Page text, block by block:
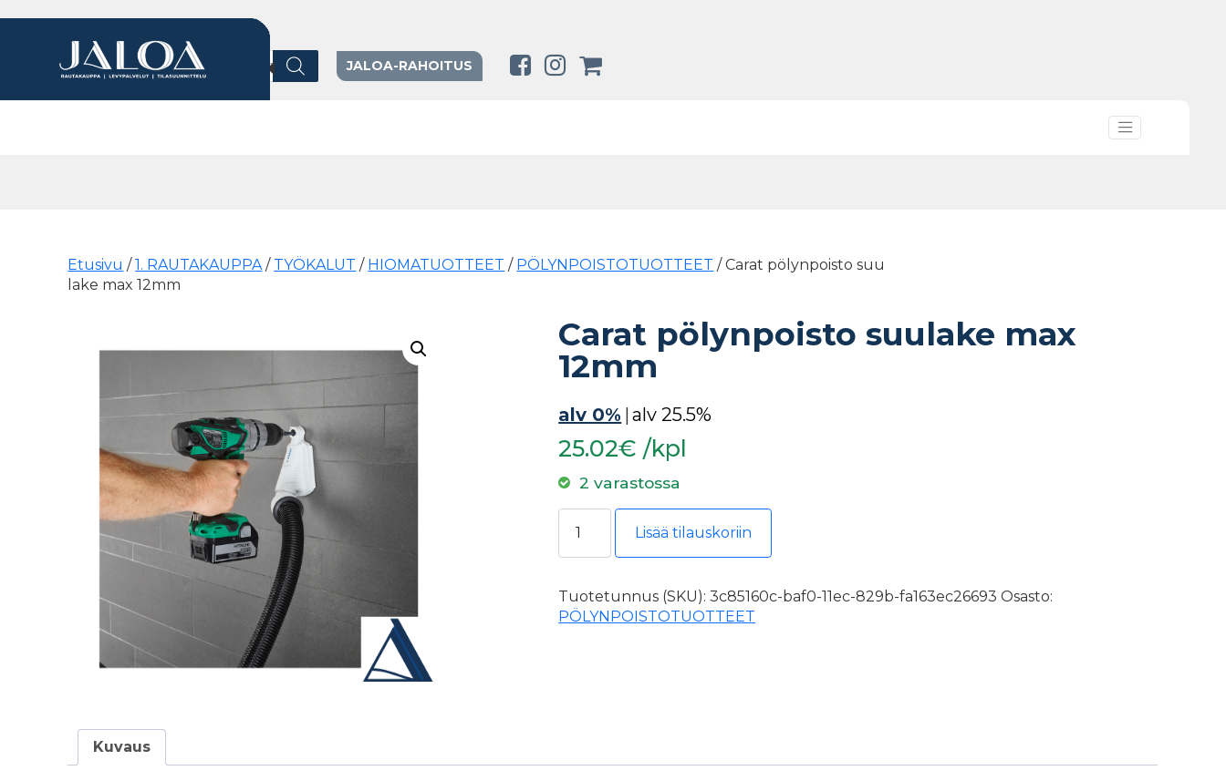
Products search
JALOA-RAHOITUS
Etusivu /1. RAUTAKAUPPA / TYÖKALUT / HIOMATUOTTEET / PÖLYNPOISTOTUOTTEET / Carat pölynpoisto suu
lake max 12mm
Carat pölynpoisto suulake max
12mm
alv 0% |alv 25.5%
25.02€ /kpl
2 varastossa
Carat pölynpoisto suulake max 12mm määrä
Lisää tilauskoriin
Tuotetunnus (SKU):3c85160c-baf0-11ec-829b-fa163ec26693 Osasto:
PÖLYNPOISTOTUOTTEET
Kuvaus